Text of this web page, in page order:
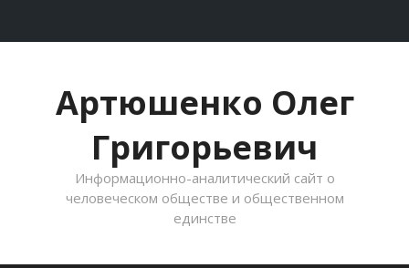
Артюшенко Олег
Григорьевич
Информационно-аналитический сайт о
человеческом обществе и общественном
единстве